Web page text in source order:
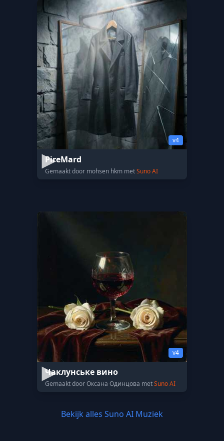
v4
PireMard
Gemaakt door mohsen hkm metSuno AI
v4
Чаклунське вино
Gemaakt door Оксана Одинцова metSuno AI
Bekijk alles Suno AI Muziek